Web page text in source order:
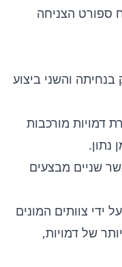
ספורט הצניחה
והשני ביצוע
דמויות מורכבות
נתון.
שניים מבצעים
צוותים המונים
של דמויות,